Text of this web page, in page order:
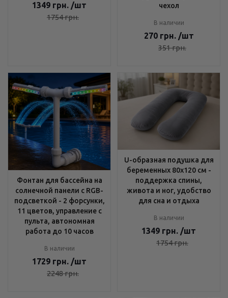
1349 грн. /шт
1754грн.
чехол
В наличии
270 грн. /шт
351грн.
Фонтан для бассейна на
солнечной панели с RGB-
подсветкой - 2 форсунки,
11 цветов, управление с
пульта, автономная
работа до 10 часов
В наличии
1729 грн. /шт
2248грн.
U-образная подушка для
беременных 80x120 см -
поддержка спины,
живота и ног, удобство
для сна и отдыха
В наличии
1349 грн. /шт
1754грн.